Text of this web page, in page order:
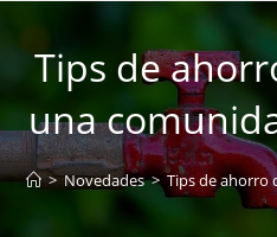
Tips de
una
> Novedades > Tips de ahorro